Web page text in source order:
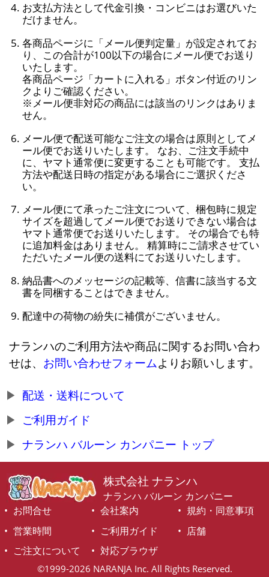
お支払方法として代金引換・コンビニはお選びいた
だけません。
各商品ページに「メール便判定量」が設定されてお
り、この合計が100以下の場合にメール便でお送り
いたします。
各商品ページ「カートに入れる」ボタン付近のリン
クよりご確認ください。
※メール便非対応の商品には該当のリンクはありま
せん。
メール便で配送可能なご注文の場合は原則としてメ
ール便でお送りいたします。 なお、ご注文手続中
に、ヤマト通常便に変更することも可能です。 支払
方法や配送日時の指定がある場合にご選択くださ
い。
メール便にて承ったご注文について、梱包時に規定
サイズを超過してメール便でお送りできない場合は
ヤマト通常便でお送りいたします。 その場合でも特
に追加料金はありません。 精算時にご請求させてい
ただいたメール便の送料にてお送りいたします。
納品書へのメッセージの記載等、信書に該当する文
書を同梱することはできません。
配達中の荷物の紛失に補償がございません。
ナランハのご利用方法や商品に関するお問い合わ
せは、 お問い合わせフォームよりお願いします。
配送・送料について
ご利用ガイド
ナランハ バルーン カンパニー トップ
株式会社 ナランハ
ナランハ バルーン カンパニー
お問合せ
会社案内
規約・同意事項
営業時間
ご利用ガイド
店舗
ご注文について
対応ブラウザ
©1999-2026 NARANJA Inc. All Rights Reserved.